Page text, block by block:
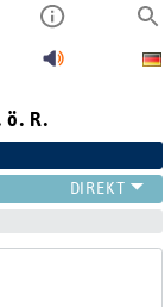
ö. R.